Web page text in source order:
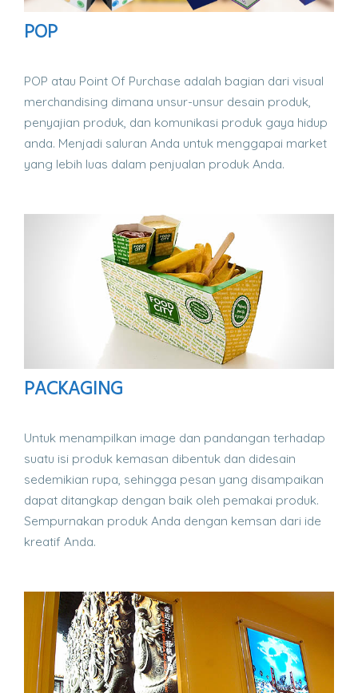
POP
POP atau Point Of Purchase adalah bagian dari visual
merchandising dimana unsur-unsur desain produk,
penyajian produk, dan komunikasi produk gaya hidup
anda. Menjadi saluran Anda untuk menggapai market
yang lebih luas dalam penjualan produk Anda.
PACKAGING
Untuk menampilkan image dan pandangan terhadap
suatu isi produk kemasan dibentuk dan didesain
sedemikian rupa, sehingga pesan yang disampaikan
dapat ditangkap dengan baik oleh pemakai produk.
Sempurnakan produk Anda dengan kemsan dari ide
kreatif Anda.